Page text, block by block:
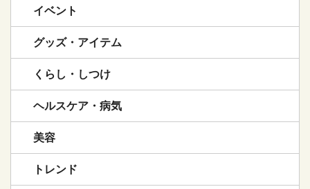
イベント
グッズ・アイテム
くらし・しつけ
ヘルスケア・病気
美容
トレンド